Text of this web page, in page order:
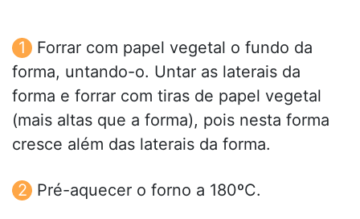
Forrar com papel vegetal o fundo da
forma, untando-o. Untar as laterais da
forma e forrar com tiras de papel vegetal
(mais altas que a forma), pois nesta forma
cresce além das laterais da forma.
Pré-aquecer o forno a 180ºC.